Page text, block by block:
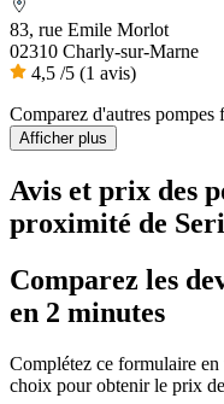
83, rue Emile Morlot
02310 Charly-sur-Marne
4,5 /5 (1 avis)
Comparez d'autres pompes
Afficher plus
Avis et prix des
proximité de
Comparez les
en 2 minutes
Complétez ce formulaire
choix pour obtenir le prix